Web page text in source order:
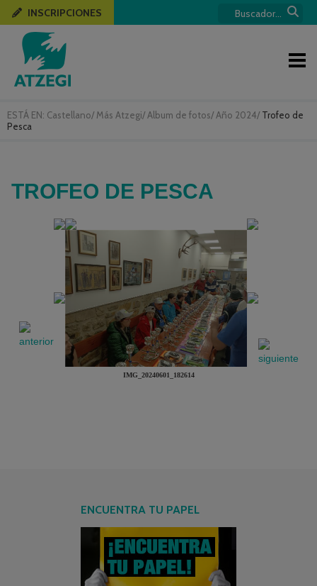
ESTÁ EN: Castellano/ Más Atzegi/ Album de fotos/ Año 2024/ Trofeo de
Pesca
INSCRIPCIONES
TROFEO DE PESCA
IMG_20240601_182614
ENCUENTRA TU PAPEL